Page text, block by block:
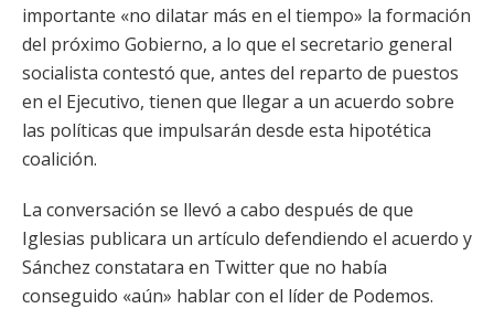
importante «no dilatar más en el tiempo» la formación
del próximo Gobierno, a lo que el secretario general
socialista contestó que, antes del reparto de puestos
en el Ejecutivo, tienen que llegar a un acuerdo sobre
las políticas que impulsarán desde esta hipotética
coalición.
La conversación se llevó a cabo después de que
Iglesias publicara un artículo defendiendo el acuerdo y
Sánchez constatara en Twitter que no había
conseguido «aún» hablar con el líder de Podemos.